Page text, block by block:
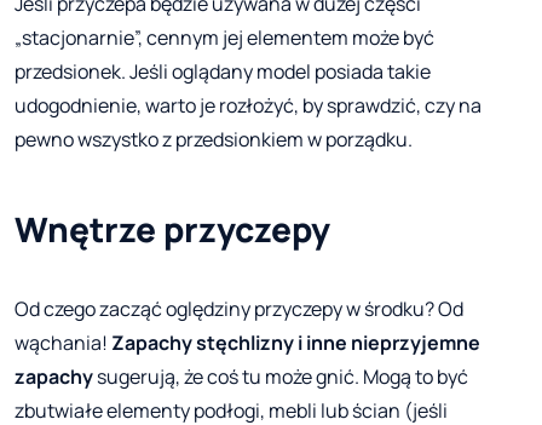
„stacjonarnie”, cennym jej elementem może być
przedsionek. Jeśli oglądany model posiada takie
udogodnienie, warto je rozłożyć, by sprawdzić, czy na
pewno wszystko z przedsionkiem w porządku.
Wnętrze przyczepy
Od czego zacząć oględziny przyczepy w środku? Od
wąchania! Zapachy stęchlizny i inne nieprzyjemne
zapachysugerują, że coś tu może gnić. Mogą to być
zbutwiałe elementy podłogi, mebli lub ścian (jeśli